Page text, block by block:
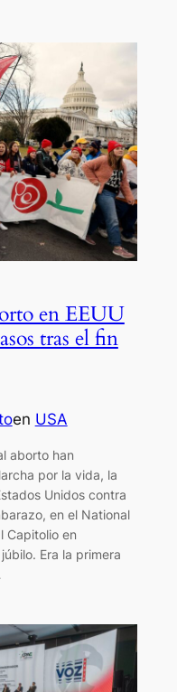
en EEUU
tras el fin
en USA
aborto han
por la vida, la
Unidos contra
en el National
Capitolio en
Era la primera